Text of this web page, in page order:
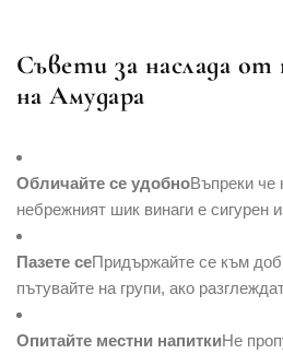
Съвети за наслада
на Амудара
Обличайте се удобноВъпреки че
небрежният шик винаги е сигурен
Пазете сеПридържайте се към
пътувайте на групи, ако
Опитайте местни напиткиНе